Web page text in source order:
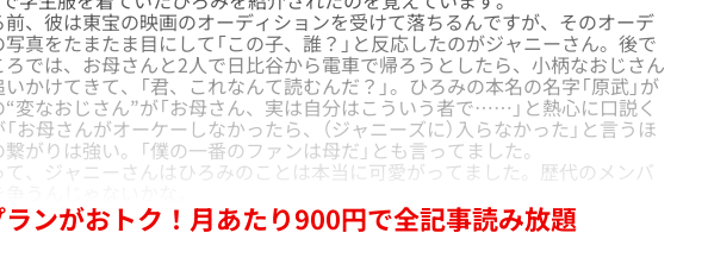
、彼は東宝の映画のオーディションを受けて落ちるんですが、そのオーデ
真をたまたま目にして「この子、誰？」と反応したのがジャニーさん。後で
では、お母さんと2人で日比谷から電車で帰ろうとしたら、小柄なおじさん
かけてきて、「君、これなんて読むんだ？」。ひろみの本名の名字「原武」が
変なおじさん”が「お母さん、実は自分はこういう者で……」と熱心に口説く
お母さんがオーケーしなかったら、（ジャニーズに）入らなかった」と言うほ
がりは強い。「僕の一番のファンは母だ」とも言ってました。
、ジャニーさんはひろみのことは本当に可愛がってました。歴代のメンバ
ンがおトク！月あたり900円で全記事読み放題